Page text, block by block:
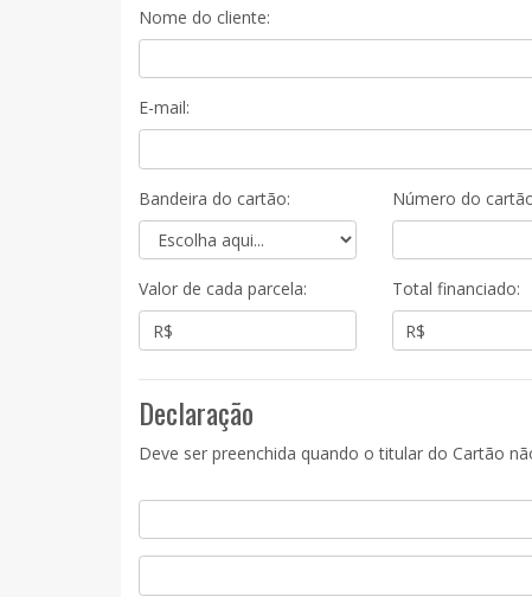
Nome do cliente:
E-mail:
Bandeira do cartão: Número do
Valor de cada parcela: Total financiado:
Declaração
Deve ser preenchida quando o titular do Cartão